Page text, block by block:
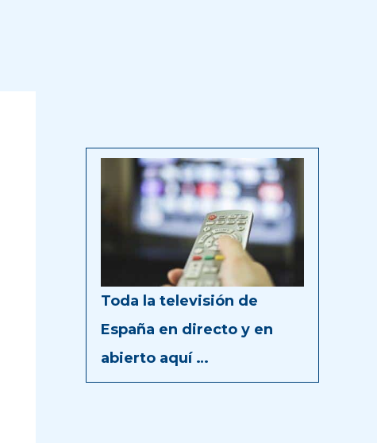
Toda la televisión de
España en directo y en
abierto aquí …